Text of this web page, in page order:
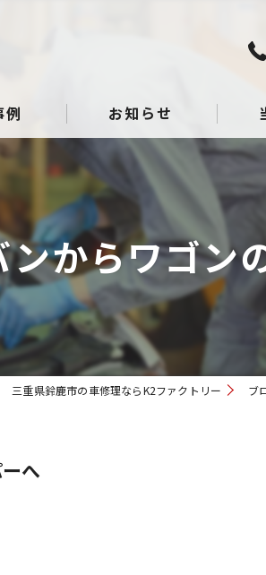
例 お知らせ
整備
ガラ
からワゴン
三重県鈴鹿市の車修理ならK2ファクトリー ブ
へ